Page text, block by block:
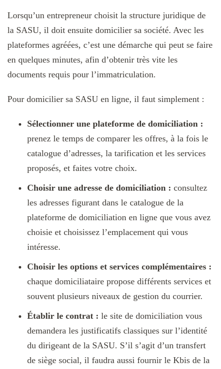
Lorsqu’un entrepreneur choisit la structure juridique de
la SASU, il doit ensuite domicilier sa société. Avec les
plateformes agréées, c’est une démarche qui peut se faire
en quelques minutes, afin d’obtenir très vite les
documents requis pour l’immatriculation.
Pour domicilier sa SASU en ligne, il faut simplement :
Sélectionner une plateforme de domiciliation :
prenez le temps de comparer les offres, à la fois le
catalogue d’adresses, la tarification et les services
proposés, et faites votre choix.
Choisir une adresse de domiciliation : consultez
les adresses figurant dans le catalogue de la
plateforme de domiciliation en ligne que vous avez
choisie et choisissez l’emplacement qui vous
intéresse.
Choisir les options et services complémentaires :
chaque domiciliataire propose différents services et
souvent plusieurs niveaux de gestion du courrier.
Établir le contrat : le site de domiciliation vous
demandera les justificatifs classiques sur l’identité
du dirigeant de la SASU. S’il s’agit d’un transfert
de siège social, il faudra aussi fournir le Kbis de la